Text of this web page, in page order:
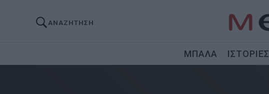
ΑΝΑΖΗΤΗΣΗ
ΜΠΑΛΑ ΙΣΤΟΡΙΕΣ